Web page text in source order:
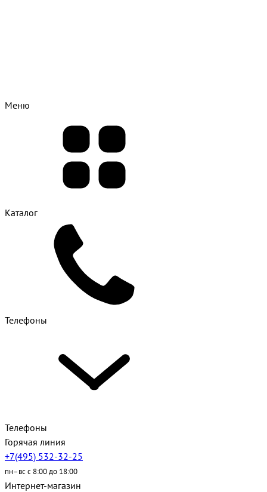
Меню
Каталог
Телефоны
Телефоны
Горячая линия
+7(495) 532-32-25
пн–вс с 8:00 до 18:00
Интернет-магазин